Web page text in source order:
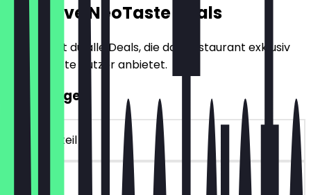
Exklusive NeoTaste Deals
Hier findest du alle Deals, die das Restaurant exklusiv
für NeoTaste Nutzer anbietet.
2für1 Burger
~€ 25 Vorteil
90 Tage